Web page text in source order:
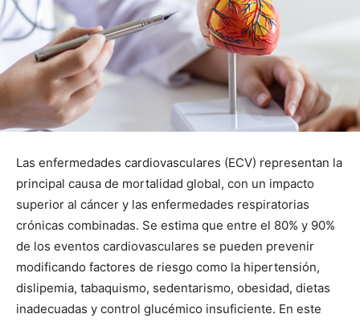
Las enfermedades cardiovasculares (ECV) representan la
principal causa de mortalidad global, con un impacto
superior al cáncer y las enfermedades respiratorias
crónicas combinadas. Se estima que entre el 80% y 90%
de los eventos cardiovasculares se pueden prevenir
modificando factores de riesgo como la hipertensión,
dislipemia, tabaquismo, sedentarismo, obesidad, dietas
inadecuadas y control glucémico insuficiente. En este